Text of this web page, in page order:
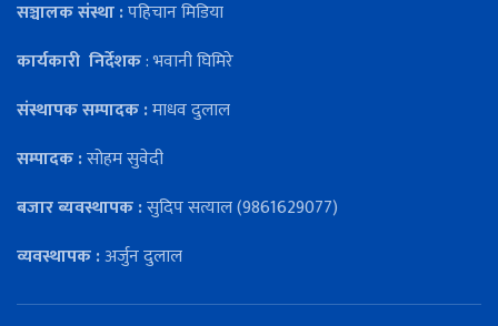
सञ्चालक संस्था :पहिचान मिडिया
कार्यकारी निर्देशक: भवानी घिमिरे
संस्थापक सम्पादक :माधव दुलाल
सम्पादक :सोहम सुवेदी
बजार ब्यवस्थापक :सुदिप सत्याल (9861629077)
व्यवस्थापक :अर्जुन दुलाल